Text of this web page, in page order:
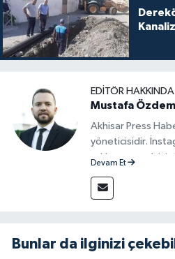
EDITÖR HAKKINDA
Mustafa
Akhisar Press
yöneticisidir.
reklam vermek
Devam Et
Bunlar da ilginizi